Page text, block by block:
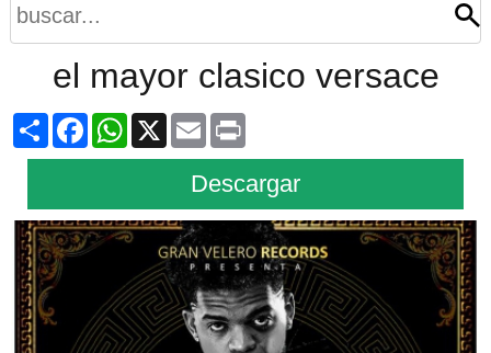
el mayor clasico versace
ShareFacebookWhatsApp
X Email
Descargar